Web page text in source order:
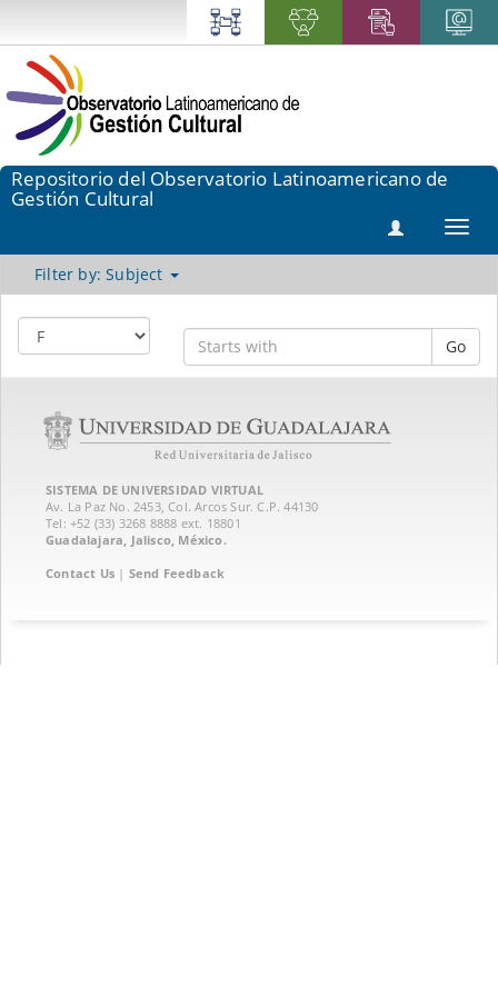
Repositorio del Observatorio Latinoamericano de
Gestión Cultural
Filter by: Subject
Go
SISTEMA DE UNIVERSIDAD VIRTUAL
Av. La Paz No. 2453, Col. Arcos Sur. C.P. 44130
Tel: +52 (33) 3268 8888‏ ext. 18801
Guadalajara, Jalisco, México.
Contact Us | Send Feedback